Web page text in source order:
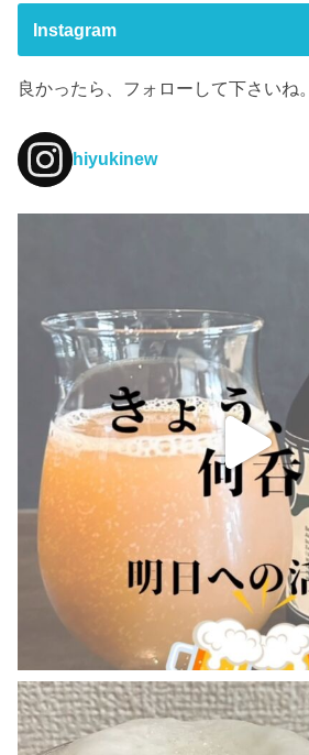
Instagram
良かったら、フォローして下さいね。
hiyukinew